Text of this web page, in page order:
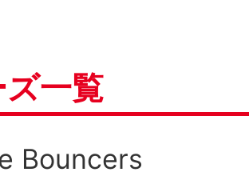
一覧
Bouncers